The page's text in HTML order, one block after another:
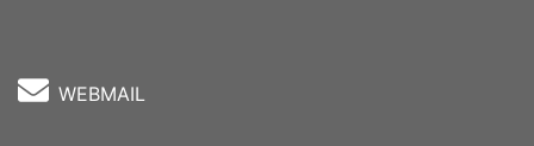
WEBMAIL